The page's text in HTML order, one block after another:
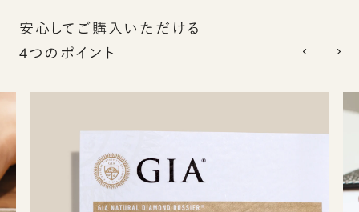
安心してご購入いただける
4つのポイント